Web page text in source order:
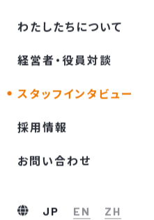
わたしたちについて
経営者・役員対談
スタッフインタビュー
採⽤情報
お問い合わせ
JP EN ZH